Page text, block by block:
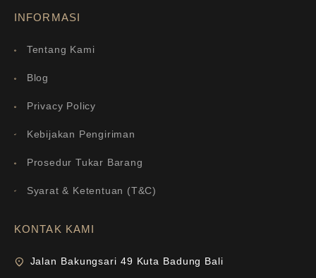
INFORMASI
Tentang Kami
Blog
Privacy Policy
Kebijakan Pengiriman
Prosedur Tukar Barang
Syarat & Ketentuan (T&C)
KONTAK KAMI
Jalan Bakungsari 49 Kuta Badung Bali